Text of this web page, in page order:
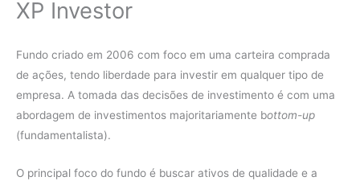
XP Investor
Fundo criado em 2006 com foco em uma carteira comprada
de ações, tendo liberdade para investir em qualquer tipo de
empresa. A tomada das decisões de investimento é com uma
abordagem de investimentos majoritariamente bottom-up
(fundamentalista).
O principal foco do fundo é buscar ativos de qualidade e a